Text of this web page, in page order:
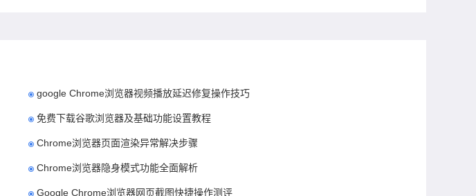
google Chrome浏览器视频播放延迟修复操作技巧
免费下载谷歌浏览器及基础功能设置教程
Chrome浏览器页面渲染异常解决步骤
Chrome浏览器隐身模式功能全面解析
Google Chrome浏览器网页截图快捷操作测评